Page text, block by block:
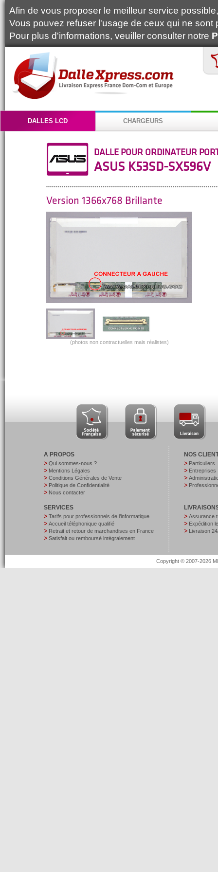
Afin de vous proposer le meilleur service
Vous pouvez refuser l'usage de ceux qui ne
Pour plus d'informations, veuiller consulter notre
DALLES LCD CHARGEURS
DALLE POUR ORDINATEUR
ASUS K53SD-SX596V
Version 1366x768 Brillante
(photos non contractuelles mais réalistes)
A PROPOS
Qui sommes-nous ?
Mentions Légales
Conditions Générales de Vente
Politique de Confidentialité
Nous contacter
SERVICES
Tarifs pour professionnels de l’informatique
Accueil téléphonique qualifié
Retrait et retour de marchandises en France
Satisfait ou remboursé intégralement
NOS
Particuliers
Entreprises
Assurance
Expédition
Livraison
Copyright © 2007-2026